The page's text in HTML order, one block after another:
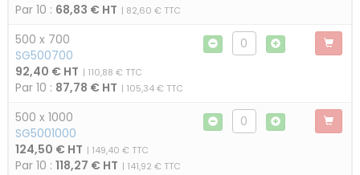
Par 10 : 68,83 € HT | 82,60 € TTC
500 x 700
SG500700
92,40 € HT | 110,88 € TTC
Par 10 : 87,78 € HT | 105,34 € TTC
500 x 1000
SG5001000
124,50 € HT | 149,40 € TTC
Par 10 : 118,27 € HT | 141,92 € TTC